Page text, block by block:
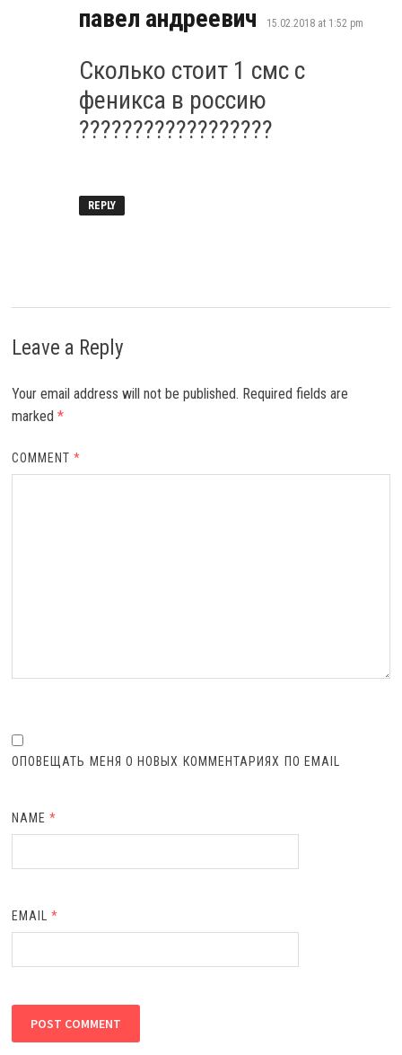
павел андреевич says:
15.02.2018 at 1:52 pm
Сколько стоит 1 смс с
феникса в россию
??????????????????
REPLY
Leave a Reply
Your email address will not be published. Required fields are
marked *
COMMENT*
ОПОВЕЩАТЬ МЕНЯ О НОВЫХ КОММЕНТАРИЯХ ПО EMAIL
NAME*
EMAIL*